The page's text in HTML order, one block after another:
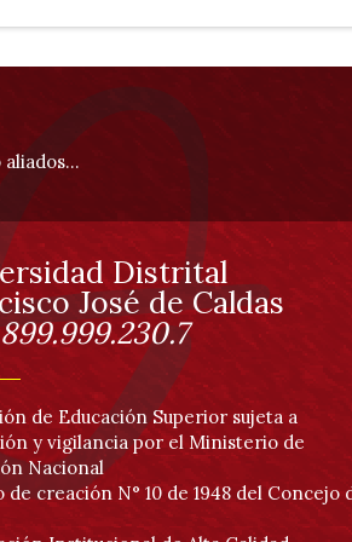
Distrital
José de Caldas
de Educación Superior sujeta a
y vigilancia por el Ministerio de
Nacional
de creación N° 10 de 1948 del Concejo